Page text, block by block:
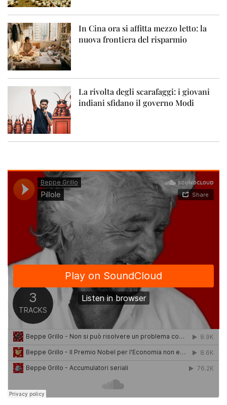
In Cina ora si affitta mezzo letto: la
nuova frontiera del risparmio
La rivolta degli scarafaggi: i giovani
indiani sfidano il governo Modi